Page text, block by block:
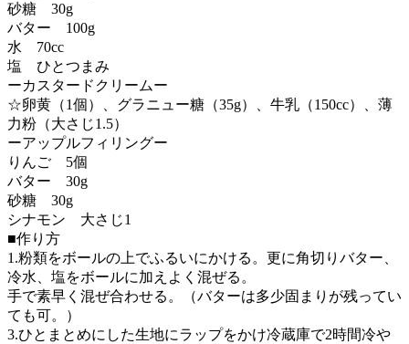
砂糖 30g
バター 100g
水 70cc
塩 ひとつまみ
ーカスタードクリームー
☆卵黄（1個）、グラニュー糖（35g）、牛乳（150cc）、薄
力粉（大さじ1.5）
ーアップルフィリングー
りんご 5個
バター 30g
砂糖 30g
シナモン 大さじ1
■作り方
1.粉類をボールの上でふるいにかける。更に角切りバター、
冷水、塩をボールに加えよく混ぜる。
手で素早く混ぜ合わせる。（バターは多少固まりが残ってい
ても可。）
3.ひとまとめにした生地にラップをかけ冷蔵庫で2時間冷や